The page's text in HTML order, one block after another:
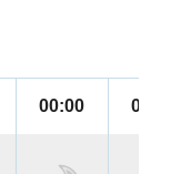
00:00 01:00